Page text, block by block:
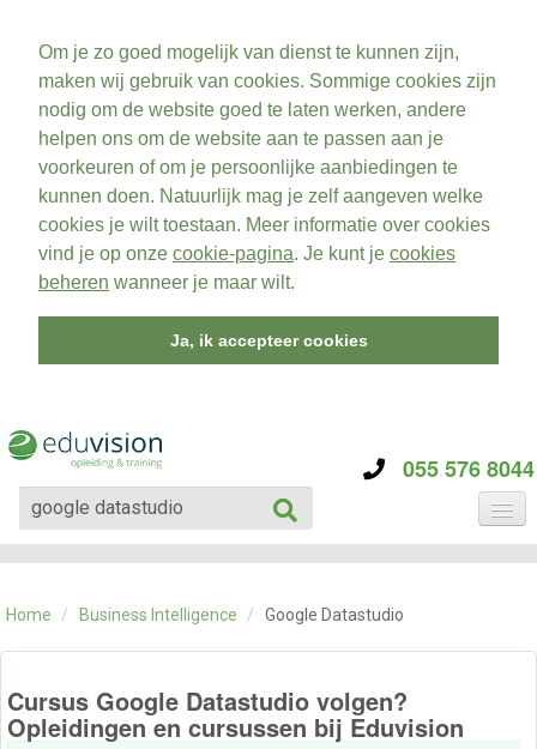
Om je zo goed mogelijk van dienst te kunnen zijn,
maken wij gebruik van cookies. Sommige cookies zijn
nodig om de website goed te laten werken, andere
helpen ons om de website aan te passen aan je
voorkeuren of om je persoonlijke aanbiedingen te
kunnen doen. Natuurlijk mag je zelf aangeven welke
cookies je wilt toestaan. Meer informatie over cookies
vind je op onze cookie-pagina. Je kunt je cookies
beheren wanneer je maar wilt.
Ja, ik accepteer cookies
055 576 8044
CATEGORIE
OVER ONS
CONTACT
Home / Business Intelligence / Google Datastudio
Cursus Google Datastudio volgen?
Opleidingen en cursussen bij Eduvision